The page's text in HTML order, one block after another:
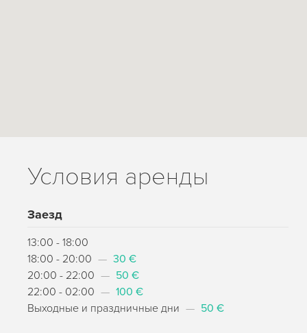
Условия аренды
Заезд
13:00 - 18:00
18:00 - 20:00 — 30 €
20:00 - 22:00 — 50 €
22:00 - 02:00 — 100 €
Выходные и праздничные дни — 50 €